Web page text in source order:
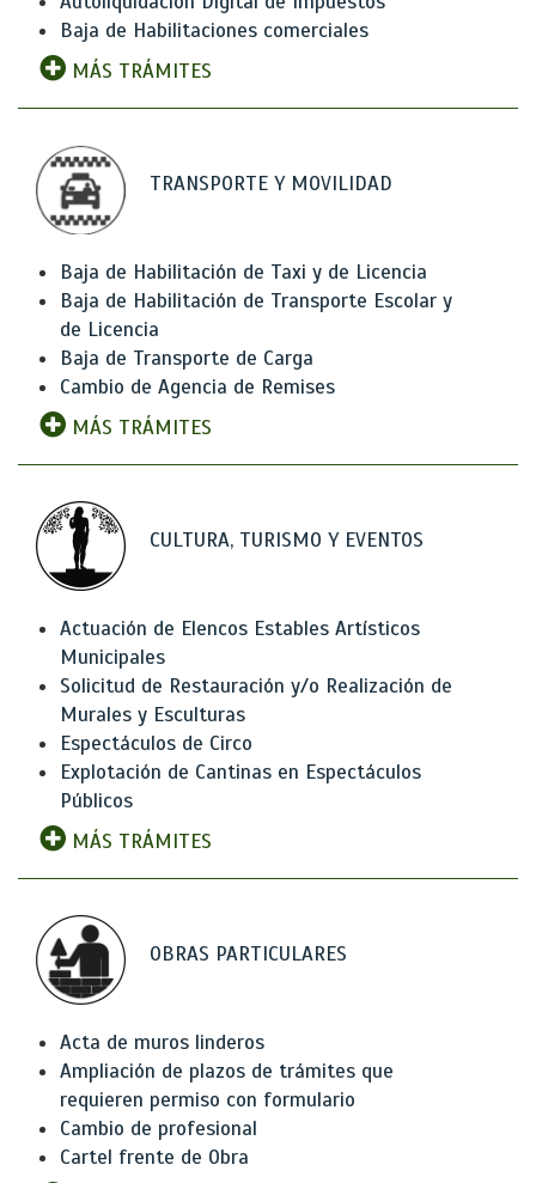
Baja de Habilitaciones comerciales
MÁS TRÁMITES
TRANSPORTE Y MOVILIDAD
Baja de Habilitación de Taxi y de Licencia
Baja de Habilitación de Transporte Escolar y
de Licencia
Baja de Transporte de Carga
Cambio de Agencia de Remises
MÁS TRÁMITES
CULTURA, TURISMO Y EVENTOS
Actuación de Elencos Estables Artísticos
Municipales
Solicitud de Restauración y/o Realización de
Murales y Esculturas
Espectáculos de Circo
Explotación de Cantinas en Espectáculos
Públicos
MÁS TRÁMITES
OBRAS PARTICULARES
Acta de muros linderos
Ampliación de plazos de trámites que
requieren permiso con formulario
Cambio de profesional
Cartel frente de Obra